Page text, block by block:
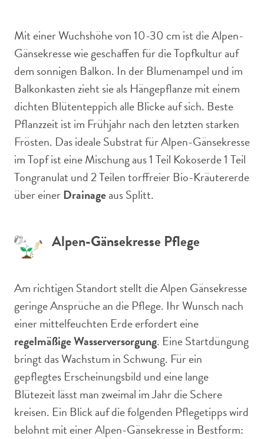
Mit einer Wuchshöhe von 10-30 cm ist die Alpen-
Gänsekresse wie geschaffen für die Topfkultur auf
dem sonnigen Balkon. In der Blumenampel und im
Balkonkasten zieht sie als Hängepflanze mit einem
dichten Blütenteppich alle Blicke auf sich. Beste
Pflanzzeit ist im Frühjahr nach den letzten starken
Frösten. Das ideale Substrat für Alpen-Gänsekresse
im Topf ist eine Mischung aus 1 Teil Kokoserde 1 Teil
Tongranulat und 2 Teilen torffreier Bio-Kräutererde
über einerDrainageaus Splitt.
Alpen-Gänsekresse Pflege
Am richtigen Standort stellt die Alpen Gänsekresse
geringe Ansprüche an die Pflege. Ihr Wunsch nach
einer mittelfeuchten Erde erfordert eine
regelmäßige Wasserversorgung. Eine Startdüngung
bringt das Wachstum in Schwung. Für ein
gepflegtes Erscheinungsbild und eine lange
Blütezeit lässt man zweimal im Jahr die Schere
kreisen. Ein Blick auf die folgenden Pflegetipps wird
belohnt mit einer Alpen-Gänsekresse in Bestform: